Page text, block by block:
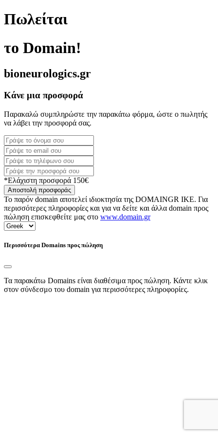
Πωλείται
το Domain!
bioneurologics.gr
Κάνε μια προσφορά
Παρακαλώ συμπληρώστε την παρακάτω φόρμα, ώστε ο πωλητής
να λάβει την προσφορά σας.
*Ελάχιστη προσφορά 150€
Αποστολή προσφοράς
Το παρόν domain αποτελεί ιδιοκτησία της DOMAINGR ΙΚΕ. Για
περισσότερες πληροφορίες και για να δείτε και άλλα domain προς
πώληση επισκεφθείτε μας στο www.domain.gr
Περισσότερα Domains προς πώληση
Τα παρακάτω Domains είναι διαθέσιμα προς πώληση. Κάντε κλικ
στον σύνδεσμο του domain για περισσότερες πληροφορίες.